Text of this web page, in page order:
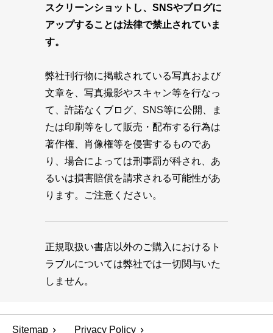
スクリーンショットし、SNSやブログに
アップすることは法律で禁止されていま
す。
弊社刊行物に掲載されている写真および
文章を、写真撮影やスキャン等を行なっ
て、許諾なくブログ、SNS等に公開、ま
たは印刷等をして販売・配布する行為は
著作権、肖像権等を侵害するものであ
り、場合によっては刑事罰が科され、あ
るいは損害賠償を請求される可能性があ
ります。ご注意ください。
正規取扱い書店以外のご購入におけるト
ラブルについては弊社では一切関与いた
しません。
Sitemap Privacy Policy